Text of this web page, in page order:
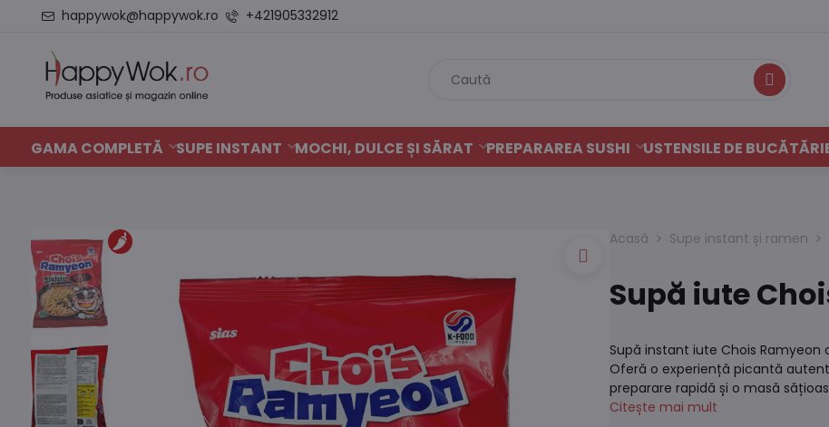
happywok@happywok.ro +421905332912
Caută
GAMA COMPLETĂ SUPE INSTANT MOCHI, DULCE ȘI SĂRAT PREPARAREA SUSHI USTENSILE DE
Acasă Supe instant și ramen
Supă iute
Supă instant iute Chois Ramyeon
Oferă o experiență picantă
preparare rapidă și o masă
Citește mai mult